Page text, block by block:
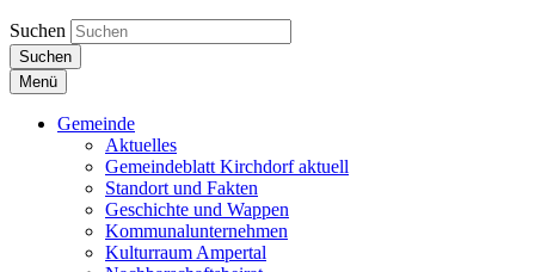
Suchen
Suchen
Menü
Gemeinde
Aktuelles
Gemeindeblatt Kirchdorf aktuell
Standort und Fakten
Geschichte und Wappen
Kommunalunternehmen
Kulturraum Ampertal